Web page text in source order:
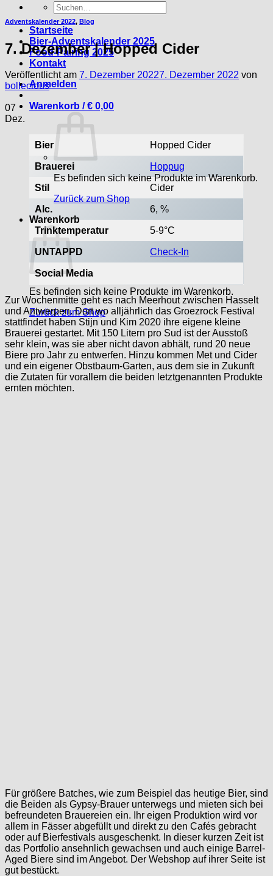
Suche
nach:
Startseite
Bier-Adventskalender 2025
Food-Pairing 2025
Kontakt
Anmelden
Warenkorb /€ 0,00
Es befinden sich keine Produkte im Warenkorb.
Zurück zum Shop
Warenkorb
Es befinden sich keine Produkte im Warenkorb.
Zurück zum Shop
Adventskalender 2022, Blog
7. Dezember | Hopped Cider
Veröffentlicht am 7. Dezember 20227. Dezember 2022 von
bollecious
07
Dez.
Bier Hopped Cider
Brauerei Hoppug
Stil Cider
Alc. 6, %
Trinktemperatur 5-9°C
UNTAPPD Check-In
Social Media
Zur Wochenmitte geht es nach Meerhout zwischen Hasselt
und Antwerpen. Dort wo alljährlich das Groezrock Festival
stattfindet haben Stijn und Kim 2020 ihre eigene kleine
Brauerei gestartet. Mit 150 Litern pro Sud ist der Ausstoß
sehr klein, was sie aber nicht davon abhält, rund 20 neue
Biere pro Jahr zu entwerfen. Hinzu kommen Met und Cider
und ein eigener Obstbaum-Garten, aus dem sie in Zukunft
die Zutaten für vorallem die beiden letztgenannten Produkte
ernten möchten.
Für größere Batches, wie zum Beispiel das heutige Bier, sind
die Beiden als Gypsy-Brauer unterwegs und mieten sich bei
befreundeten Brauereien ein. Ihr eigen Produktion wird vor
allem in Fässer abgefüllt und direkt zu den Cafés gebracht
oder auf Bierfestivals ausgeschenkt. In dieser kurzen Zeit ist
das Portfolio ansehnlich gewachsen und auch einige Barrel-
Aged Biere sind im Angebot. Der Webshop auf ihrer Seite ist
gut bestückt.